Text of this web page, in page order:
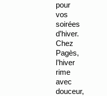
pour
vos
soirées
d’hiver.
Chez
Pagès,
l’hiver
rime
avec
douceur,